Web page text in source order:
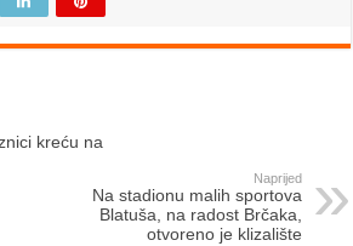
kreću na
Naprijed
Na stadionu malih sportova
Blatuša, na radost Brčaka,
otvoreno je klizalište